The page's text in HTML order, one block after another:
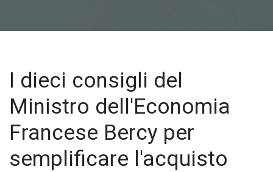
I dieci consigli del
Ministro dell'Economia
Francese Bercy per
semplificare l'acquisto